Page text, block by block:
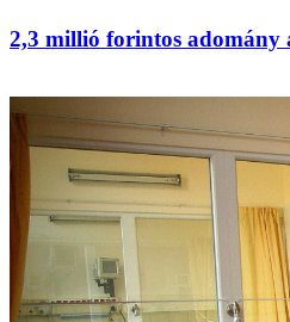
2,3 millió forintos